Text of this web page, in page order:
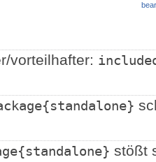
vorteilhafter:
stößt